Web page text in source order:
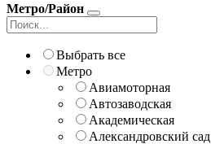
Метро/Район
Выбрать все
Метро
Авиамоторная
Автозаводская
Академическая
Александровский сад